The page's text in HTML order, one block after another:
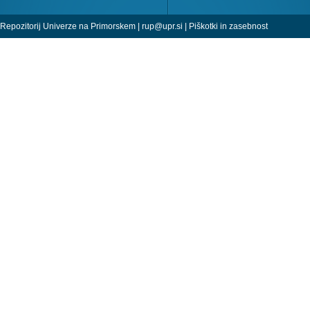
Repozitorij Univerze na Primorskem | rup@upr.si | Piškotki in zasebnost